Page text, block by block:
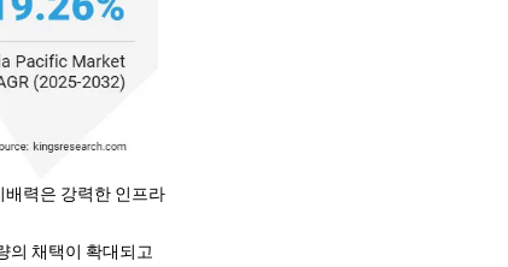
배력은 강력한 인프라
의 채택이 확대되고